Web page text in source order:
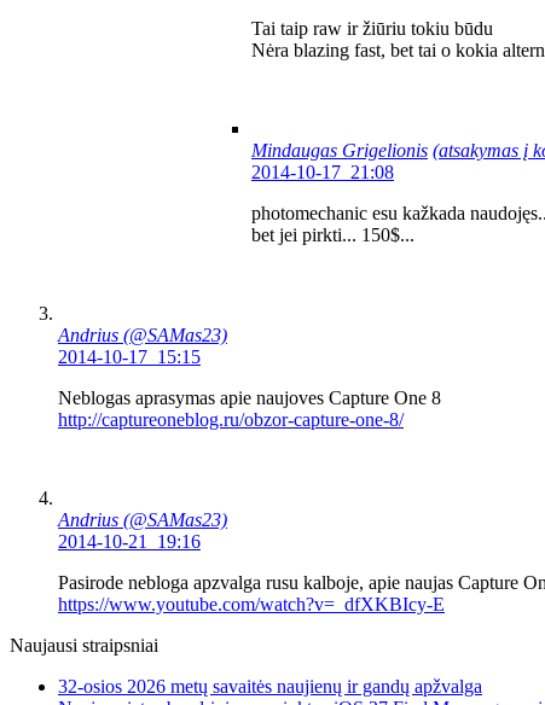
Tai taip raw ir žiūriu tokiu būdu
Nėra blazing fast, bet tai o kokia
Mindaugas Grigelionis (atsakymas į
2014-10-17 21:08
photomechanic esu kažkada
bet jei pirkti... 150$...
Andrius (@SAMas23)
2014-10-17 15:15
Neblogas aprasymas apie naujoves Capture One 8
http://captureoneblog.ru/obzor-capture-one-8/
Andrius (@SAMas23)
2014-10-21 19:16
Pasirode nebloga apzvalga rusu kalboje, apie naujas Capture
https://www.youtube.com/watch?v=_dfXKBIcy-E
Naujausi straipsniai
32-osios 2026 metų savaitės naujienų ir gandų apžvalga